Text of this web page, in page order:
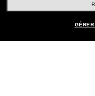
Arrange an Eye Exam
Style Guide
Personalized Services
Buy